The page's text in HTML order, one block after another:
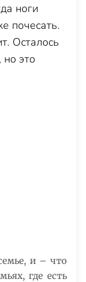
ноги
почесать.
Осталось
но это
и – что
где есть